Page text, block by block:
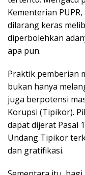
Kementerian
dilarang keras
diperbolehkan
apa pun.
Praktik pemberian
bukan hanya
juga berpotensi
Korupsi (Tipikor).
dapat dijerat Pasal
Undang Tipikor
dan gratifikasi.